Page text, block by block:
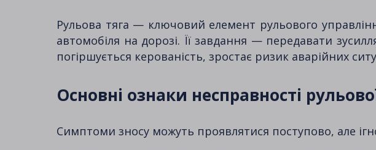
Рульова тяга — ключовий елемент рульового
автомобіля на дорозі. Її завдання — передавати
погіршується керованість, зростає ризик аварійних
Основні ознаки несправності
Симптоми зносу можуть проявлятися поступово, але